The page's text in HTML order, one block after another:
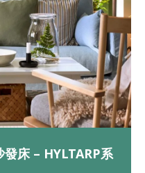
床 – HYLTARP系